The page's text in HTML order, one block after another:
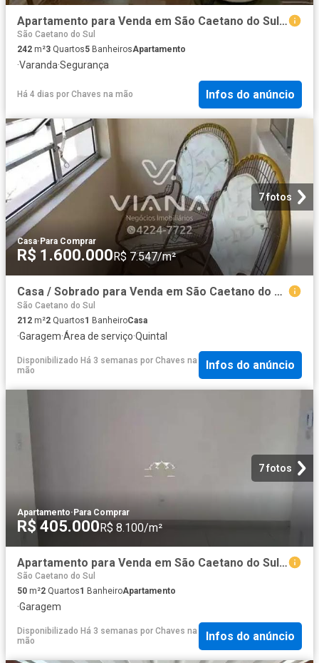
Apartamento para Venda em São Caetano do Sul/SP Centro 3 Quartos
São Caetano do Sul
242 m²3 Quartos5 BanheirosApartamento
·Varanda·Segurança
Há 4 dias por Chaves na mão Infos do anúncio
7 fotos
Casa· Para Comprar
R$ 1.600.000R$ 7.547/m²
Casa / Sobrado para Venda em São Caetano do Sul/SP Santa Maria 2 Quartos
São Caetano do Sul
212 m²2 Quartos1 BanheiroCasa
·Garagem·Área de serviço·Quintal
Disponibilizado Há 3 semanas por Chaves na
mão
Infos do anúncio
7 fotos
Apartamento·Para Comprar
R$ 405.000R$ 8.100/m²
Apartamento para Venda em São Caetano do Sul/SP Nova Gerty 2 Quartos
São Caetano do Sul
50 m²2 Quartos1 BanheiroApartamento
·Garagem
Disponibilizado Há 3 semanas por Chaves na
mão
Infos do anúncio